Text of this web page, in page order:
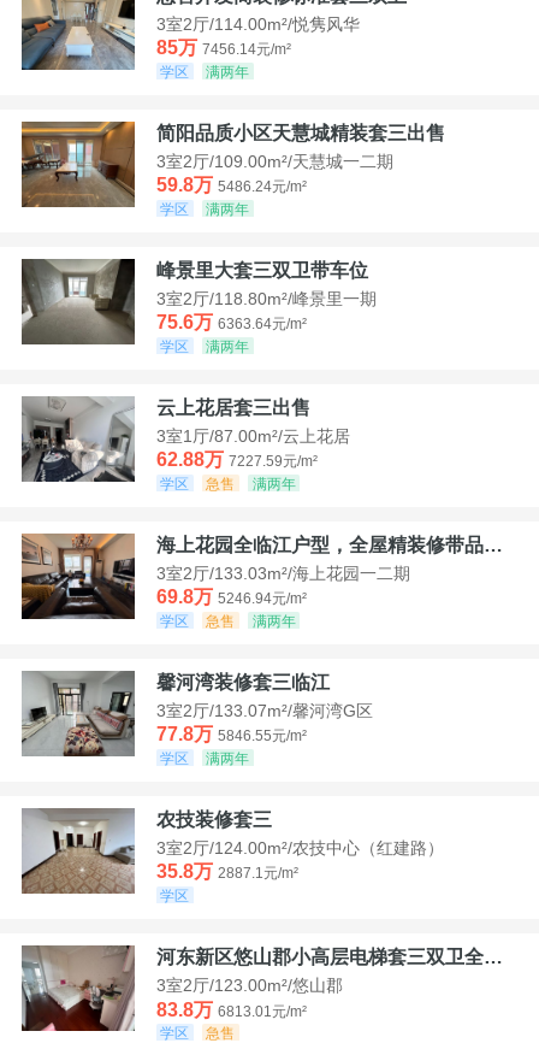
3室2厅/114.00m²/悦隽风华
85万 7456.14元/m²
学区
满两年
简阳品质小区天慧城精装套三出售
3室2厅/109.00m²/天慧城一二期
59.8万 5486.24元/m²
学区
满两年
峰景里大套三双卫带车位
3室2厅/118.80m²/峰景里一期
75.6万 6363.64元/m²
学区
满两年
云上花居套三出售
3室1厅/87.00m²/云上花居
62.88万 7227.59元/m²
学区
急售 满两年
海上花园全临江户型，全屋精装修带品牌家具家电，诚意出售！
3室2厅/133.03m²/海上花园一二期
69.8万 5246.94元/m²
学区
急售 满两年
馨河湾装修套三临江
3室2厅/133.07m²/馨河湾G区
77.8万 5846.55元/m²
学区
满两年
农技装修套三
3室2厅/124.00m²/农技中心（红建路）
35.8万 2887.1元/m²
学区
河东新区悠山郡小高层电梯套三双卫全装带家具家电
3室2厅/123.00m²/悠山郡
83.8万 6813.01元/m²
学区
急售